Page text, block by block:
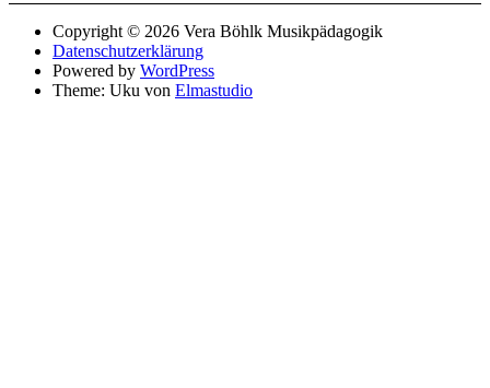
Copyright © 2026 Vera Böhlk Musikpädagogik
Datenschutzerklärung
Powered by WordPress
Theme: Uku von Elmastudio